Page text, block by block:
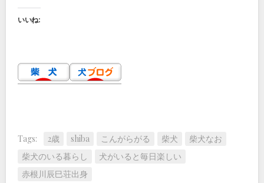
いいね:
Tags: 2歳 shiba こんがらがる 柴犬
柴犬なお
柴犬のいる暮らし
犬がいると毎日楽しい
赤根川辰巳荘出身